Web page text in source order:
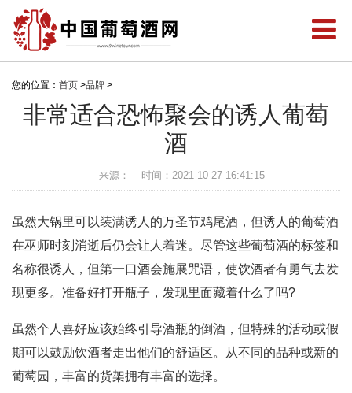
您的位置： 首页 >品牌 >
非常适合恐怖聚会的诱人葡萄
酒
来源： 时间：2021-10-27 16:41:15
虽然大锅里可以装满诱人的万圣节鸡尾酒，但诱人的葡萄酒
在巫师时刻消逝后仍会让人着迷。尽管这些葡萄酒的标签和
名称很诱人，但第一口酒会施展咒语，使饮酒者有勇气去发
现更多。准备好打开瓶子，发现里面藏着什么了吗?
虽然个人喜好应该始终引导酒瓶的倒酒，但特殊的活动或假
期可以鼓励饮酒者走出他们的舒适区。从不同的品种或新的
葡萄园，丰富的货架拥有丰富的选择。